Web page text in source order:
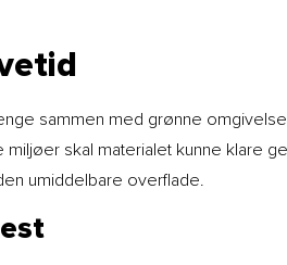
sammen med grønne
skal materialet kunne klare
umiddelbare overflade.